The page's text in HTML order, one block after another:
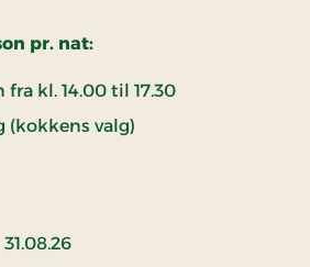
pr. nat:
kl. 14.00 til 17.30
(kokkens valg)